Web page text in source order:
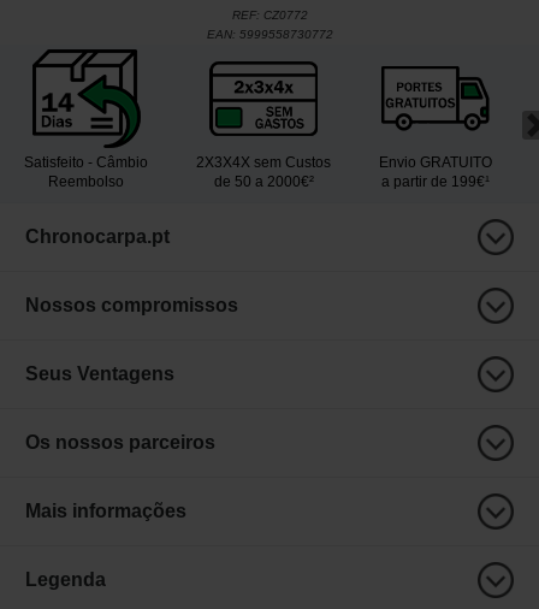
REF: CZ0772
EAN: 5999558730772
Satisfeito - Câmbio
Reembolso
2X3X4X sem Custos
de 50 a 2000€²
Envio GRATUITO
a partir de 199€¹
Chronocarpa.pt
Nossos compromissos
Seus Ventagens
Os nossos parceiros
Mais informações
Legenda